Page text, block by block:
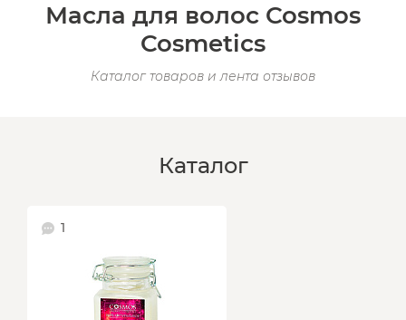
Масла для волос Cosmos
Cosmetics
Каталог товаров и лента отзывов
Каталог
1